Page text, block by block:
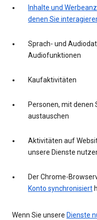
Inhalte und
denen Sie
Sprach- und
Audiofunktionen
Kaufaktivitäten
Personen, mit denen
austauschen
Aktivitäten auf
unsere Dienste
Der Chrome-
Konto synchronisiert
Wenn Sie unsere Dienste